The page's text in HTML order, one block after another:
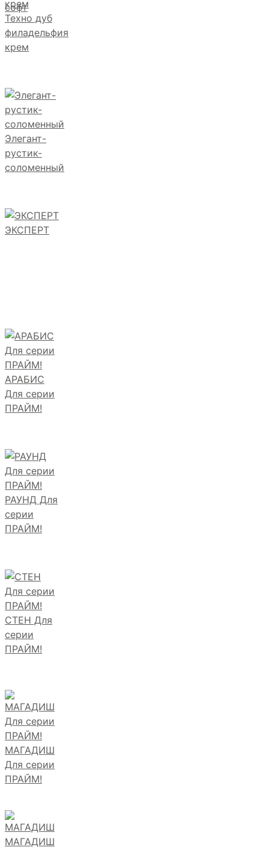
софт
Техно дуб
филадельфия
крем
Элегант-
рустик-
соломенный
ЭКСПЕРТ
АРАБИС
Для серии
ПРАЙМ!
РАУНД Для
серии
ПРАЙМ!
СТЕН Для
серии
ПРАЙМ!
МАГАДИШ
Для серии
ПРАЙМ!
МАГАДИШ